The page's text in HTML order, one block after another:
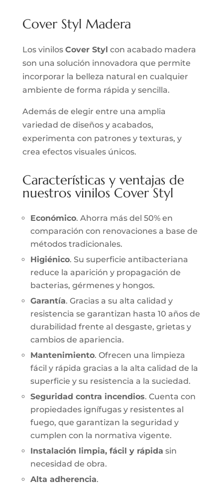
Cover Styl Madera
Los vinilos Cover Styl con acabado madera
son una solución innovadora que permite
incorporar la belleza natural en cualquier
ambiente de forma rápida y sencilla.
Además de elegir entre una amplia
variedad de diseños y acabados,
experimenta con patrones y texturas, y
crea efectos visuales únicos.
Características y ventajas de
nuestros vinilos Cover Styl
Económico. Ahorra más del 50% en
comparación con renovaciones a base de
métodos tradicionales.
Higiénico. Su superficie antibacteriana
reduce la aparición y propagación de
bacterias, gérmenes y hongos.
Garantía. Gracias a su alta calidad y
resistencia se garantizan hasta 10 años de
durabilidad frente al desgaste, grietas y
cambios de apariencia.
Mantenimiento. Ofrecen una limpieza
fácil y rápida gracias a la alta calidad de la
superficie y su resistencia a la suciedad.
Seguridad contra incendios. Cuenta con
propiedades ignífugas y resistentes al
fuego, que garantizan la seguridad y
cumplen con la normativa vigente.
Instalación limpia, fácil y rápida sin
necesidad de obra.
Alta adherencia.